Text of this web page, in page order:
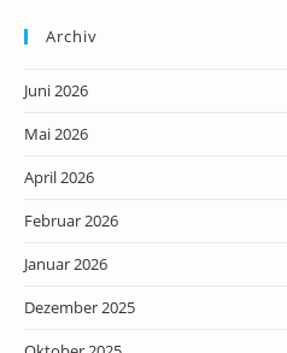
Archiv
Juni 2026
Mai 2026
April 2026
Februar 2026
Januar 2026
Dezember 2025